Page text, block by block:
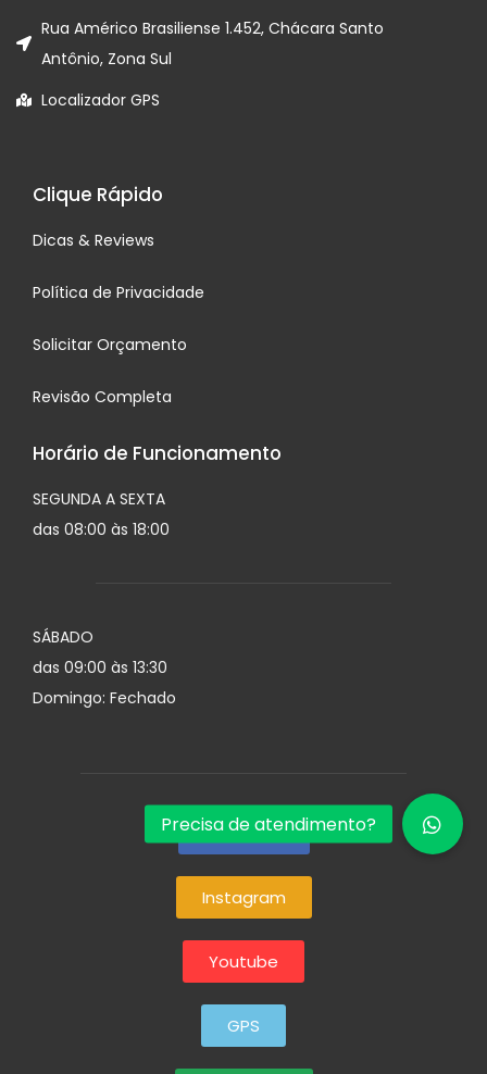
Rua Américo Brasiliense 1.452, Chácara Santo
Antônio, Zona Sul
Localizador GPS
Clique Rápido
Dicas & Reviews
Política de Privacidade
Solicitar Orçamento
Revisão Completa
Horário de Funcionamento
SEGUNDA A SEXTA
das 08:00 às 18:00
SÁBADO
das 09:00 às 13:30
Domingo: Fechado
Facebook
Instagram
Youtube
GPS